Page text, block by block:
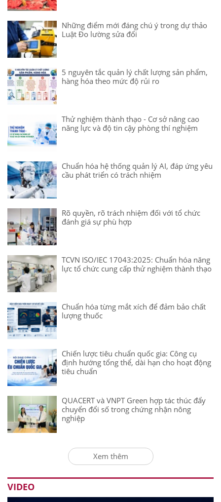
Những điểm mới đáng chú ý trong dự thảo
Luật Đo lường sửa đổi
5 nguyên tắc quản lý chất lượng sản phẩm,
hàng hóa theo mức độ rủi ro
Thử nghiệm thành thạo - Cơ sở nâng cao
năng lực và độ tin cậy phòng thí nghiệm
Chuẩn hóa hệ thống quản lý AI, đáp ứng yêu
cầu phát triển có trách nhiệm
Rõ quyền, rõ trách nhiệm đối với tổ chức
đánh giá sự phù hợp
TCVN ISO/IEC 17043:2025: Chuẩn hóa năng
lực tổ chức cung cấp thử nghiệm thành thạo
Chuẩn hóa từng mắt xích để đảm bảo chất
lượng thuốc
Chiến lược tiêu chuẩn quốc gia: Công cụ
định hướng tổng thể, dài hạn cho hoạt động
tiêu chuẩn
QUACERT và VNPT Green hợp tác thúc đẩy
chuyển đổi số trong chứng nhận nông
nghiệp
Xem thêm
VIDEO